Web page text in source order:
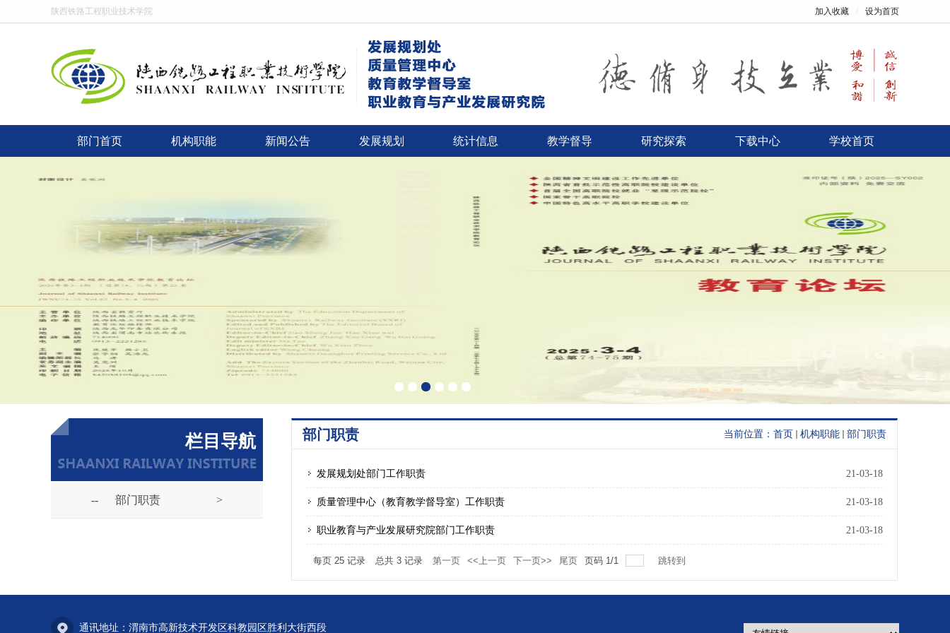
陕西铁路工程职业技术学院 加入收藏 设为首页
部门首页 机构职能 新闻公告 发展规划 统计信息 教学督导 研究探索 下载中心 学校首页
栏目导航
-- 部门职责 >
部门职责 当前位置： 首页 机构职能 部门职责
发展规划处部门工作职责 21-03-18
质量管理中心（教育教学督导室）工作职责 21-03-18
职业教育与产业发展研究院部门工作职责 21-03-18
每页 25 记录 总共 3 记录 第一页 <<上一页 下一页>> 尾页 页码 1/1 跳转到
通讯地址：渭南市高新技术开发区科教园区胜利大街西段